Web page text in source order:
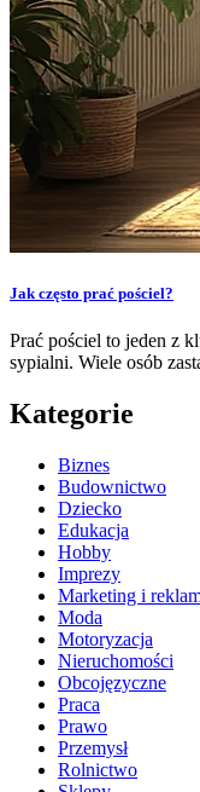
Jak często prać pościel?
Prać pościel to jeden z
sypialni. Wiele osób
Kategorie
Biznes
Budownictwo
Dziecko
Edukacja
Hobby
Imprezy
Marketing i
Moda
Motoryzacja
Nieruchomości
Obcojęzyczne
Praca
Prawo
Przemysł
Rolnictwo